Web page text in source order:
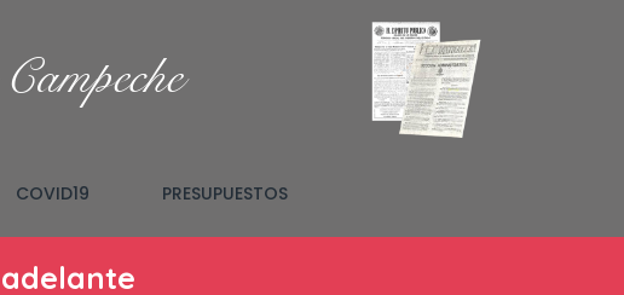
COVID19 PRESUPUESTOS